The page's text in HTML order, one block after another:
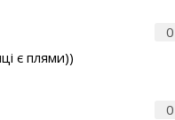
0
є плями))
0